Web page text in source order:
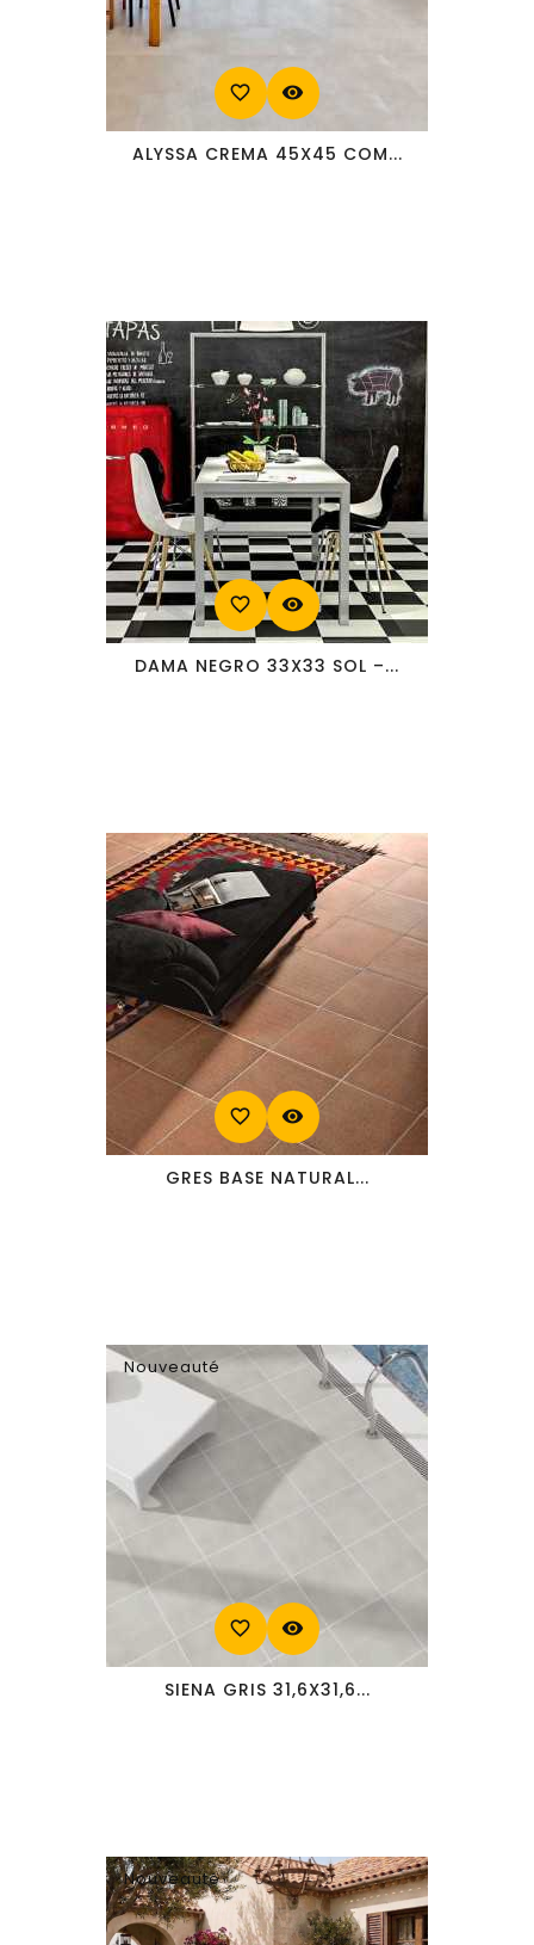
favorite_border visibility
ALYSSA CREMA 45X45 COM...
favorite_border visibility
DAMA NEGRO 33X33 SOL –...
favorite_border visibility
GRES BASE NATURAL...
Nouveauté
favorite_border visibility
SIENA GRIS 31,6X31,6...
Nouveauté